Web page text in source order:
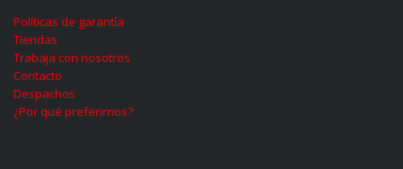
Políticas de garantía
Tiendas
Trabaja con nosotros
Contacto
Despachos
¿Por qué preferirnos?